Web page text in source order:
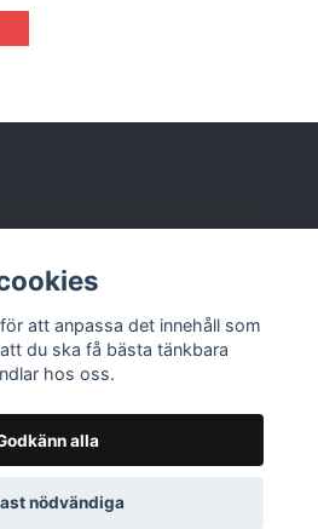
2026 Nolbox AB
att anpassa det innehåll som
du ska få bästa tänkbara
hos oss.
alla
nödvändiga